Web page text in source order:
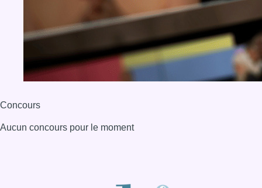
Concours
Aucun concours pour le moment